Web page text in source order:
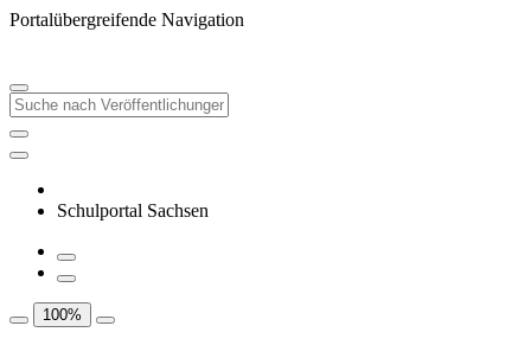
Portalübergreifende Navigation
Schulportal Sachsen
100%